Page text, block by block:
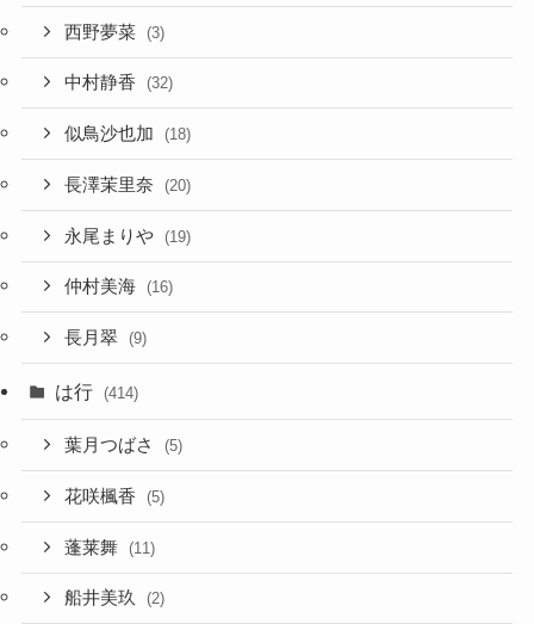
西野夢菜 (3)
中村静香 (32)
似鳥沙也加 (18)
長澤茉里奈 (20)
永尾まりや (19)
仲村美海 (16)
長月翠 (9)
は行 (414)
葉月つばさ (5)
花咲楓香 (5)
蓬莱舞 (11)
船井美玖 (2)